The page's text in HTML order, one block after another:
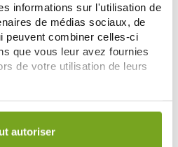
informations sur l'utilisation de
de médias sociaux, de
peuvent combiner celles-ci
que vous leur avez fournies
de votre utilisation de leurs
est conservé pendant une
autoriser
60
FORTE PHARMA
FORTE PHARMA EXPERT